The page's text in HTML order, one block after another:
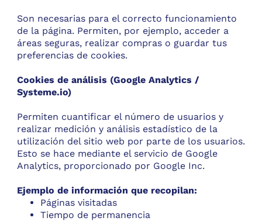
Son necesarias para el correcto funcionamiento
de la página. Permiten, por ejemplo, acceder a
áreas seguras, realizar compras o guardar tus
preferencias de cookies.
Cookies de análisis (Google Analytics /
Systeme.io)
Permiten cuantificar el número de usuarios y
realizar medición y análisis estadístico de la
utilización del sitio web por parte de los usuarios.
Esto se hace mediante el servicio de Google
Analytics, proporcionado por Google Inc.
Ejemplo de información que recopilan:
Páginas visitadas
Tiempo de permanencia